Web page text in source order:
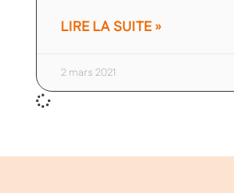
LIRE LA SUITE »
2 mars 2021